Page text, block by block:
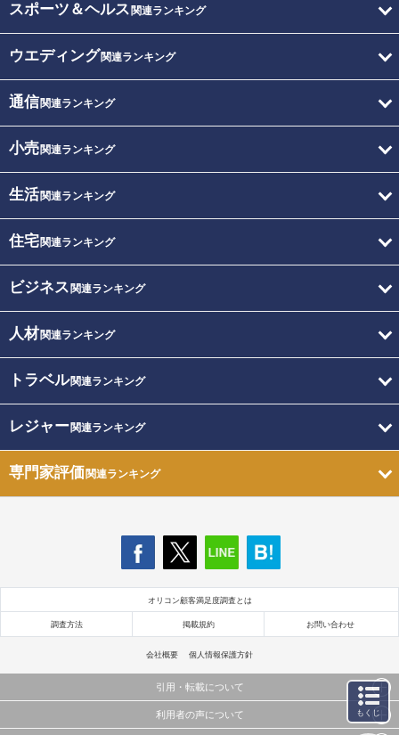
スポーツ＆ヘルス 関連ランキング
ウエディング関連ランキング
通信関連ランキング
小売関連ランキング
生活関連ランキング
住宅関連ランキング
ビジネス 関連ランキング
人材関連ランキング
トラベル関連ランキング
レジャー関連ランキング
専門家評価関連ランキング
オリコン顧客満足度調査とは
調査方法 掲載規約 お問い合わせ
会社概要 個人情報保護方針
引用・転載について
当サイトで公開されている情報（文字、写真、イラスト、画像データ等）及びこれらの配置・
利用者の声について もくじ